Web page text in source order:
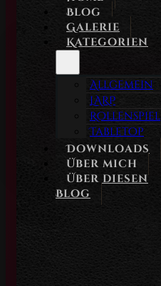
Blog
Galerie
Kategorien
Allgemein
LARP
Rollenspiel
Tabletop
Downloads
Über mich
Über diesen
Blog